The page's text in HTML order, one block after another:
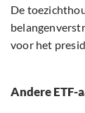
De
voor het
Andere ETF-